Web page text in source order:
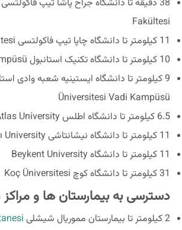
Fakültesi
11 کیلومتر تا دانشگاه چاپا تیپ فاکولتسی Çapa Tıp Fakültesi
10 کیلومتر تا دانشگاه تکنیک استانبول İTÜ Ayazağa Kampüsü
Üniversitesi Vadi Kampüsü
6.5 کیلومتر تا دانشگاه اطلس İstanbul Atlas University
11 کیلومتر تا دانشگاه نیشانتاشی Nişantaşı University
11 کیلومتر تا دانشگاه Beykent University
31 کیلومتر تا دانشگاه کوچ Koç Üniversitesi
دسترسی به بیمارستان ها و مراکز
2 کیلومتر تا بیمارستان مموریال شیشلی